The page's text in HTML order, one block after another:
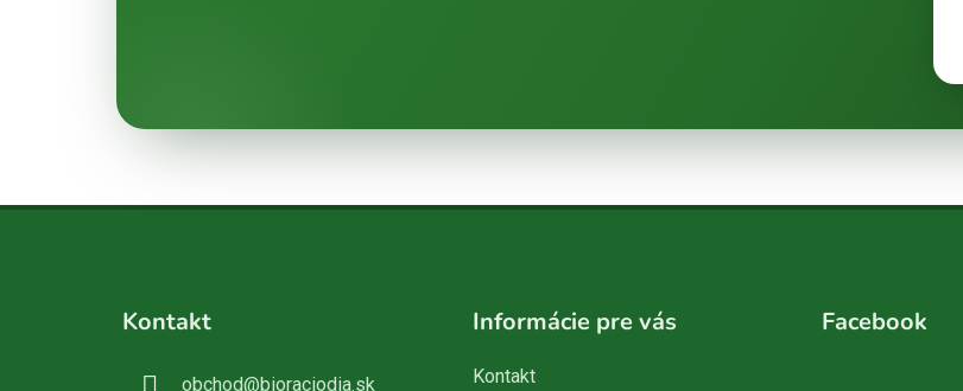
Kontakt
obchod@bioraciodia.sk
Informácie pre vás
Kontakt
Facebook